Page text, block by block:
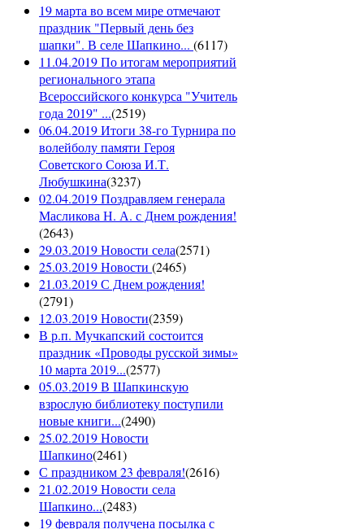
19 марта во всем мире отмечают
праздник "Первый день без
шапки". В селе Шапкино... (6117)
11.04.2019 По итогам мероприятий
регионального этапа
Всероссийского конкурса "Учитель
года 2019" ...(2519)
06.04.2019 Итоги 38-го Турнира по
волейболу памяти Героя
Советского Союза И.Т.
Любушкина(3237)
02.04.2019 Поздравляем генерала
Масликова Н. А. с Днем рождения!
(2643)
29.03.2019 Новости села(2571)
25.03.2019 Новости (2465)
21.03.2019 С Днем рождения!
(2791)
12.03.2019 Новости(2359)
В р.п. Мучкапский состоится
праздник «Проводы русской зимы»
10 марта 2019...(2577)
05.03.2019 В Шапкинскую
взрослую библиотеку поступили
новые книги...(2490)
25.02.2019 Новости
Шапкино(2461)
С праздником 23 февраля!(2616)
21.02.2019 Новости села
Шапкино...(2483)
19 февраля получена посылка с